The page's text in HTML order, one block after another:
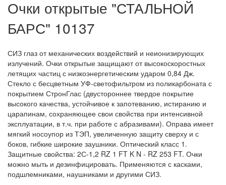
Очки открытые "СТАЛЬНОЙ
БАРС" 10137
СИЗ глаз от механических воздействий и неионизирующих
излучений. Очки открытые защищают от высокоскоростных
летящих частиц с низкоэнергетическим ударом 0,84 Дж.
Стекло с бесцветным УФ-светофильтром из поликарбоната с
покрытием СтронГлас (двустороннее твердое покрытие
высокого качества, устойчивое к запотеванию, истиранию и
царапинам, сохраняющее свои свойства при интенсивной
эксплуатации, в т.ч. при работе с абразивами). Оправа имеет
мягкий носоупор из ТЭП, увеличенную защиту сверху и с
боков, гибкие широкие заушники. Оптический класс 1.
Защитные свойства: 2С-1,2 RZ 1 FT K N - RZ 253 FT. Очки
можно мыть и дезинфицировать. Применяются с касками,
подшлемниками, наушниками и другими СИЗ.